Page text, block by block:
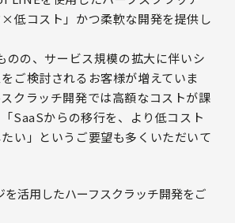
低コスト」かつ柔軟な開発を提供し
のの、サービス規模の拡大に伴いシ
ご検討されるお客様が増えていま
クラッチ開発では高額なコストが課
SaaSからの移行を、より低コスト
い」というご要望も多くいただいて
を活用したハーフスクラッチ開発をご